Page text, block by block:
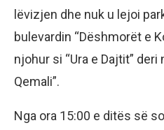
lëvizjen dhe nuk u lejoi
bulevardin “Dëshmorët e
njohur si “Ura e Dajtit” deri
Qemali”.
Nga ora 15:00 e ditës së